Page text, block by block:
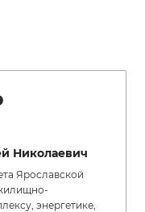
Николаевич
Ярославской
энергетике,